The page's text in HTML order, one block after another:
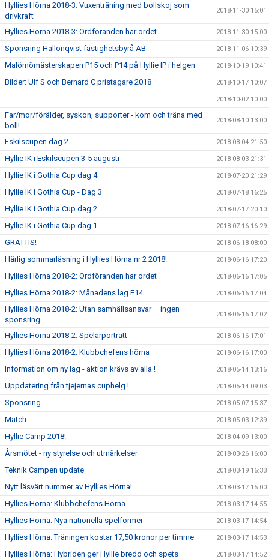
Hyllies Hörna 2018-3: Vuxenträning med bollskoj som
drivkraft
2018-11-30 15:01
Hyllies Hörna 2018-3: Ordföranden har ordet 2018-11-30 15:00
Sponsring Hallonqvist fastighetsbyrå AB 2018-11-06 10:39
Malömömästerskapen P15 och P14 på Hyllie IP i helgen 2018-10-19 10:41
Bilder: Ulf S och Bernard C pristagare 2018 2018-10-17 10:07
2018-10-02 10:00
Far/mor/förälder, syskon, supporter - kom och träna med
boll!
2018-08-10 13:00
Eskilscupen dag 2 2018-08-04 21:50
Hyllie IK i Eskilscupen 3-5 augusti 2018-08-03 21:31
Hyllie IK i Gothia Cup dag 4 2018-07-20 21:29
Hyllie IK i Gothia Cup - Dag 3 2018-07-18 16:25
Hyllie IK i Gothia Cup dag 2 2018-07-17 20:10
Hyllie IK i Gothia Cup dag 1 2018-07-16 16:29
GRATTIS! 2018-06-18 08:00
Härlig sommarläsning i Hyllies Hörna nr 2 2018! 2018-06-16 17:20
Hyllies Hörna 2018-2: Ordföranden har ordet 2018-06-16 17:05
Hyllies Hörna 2018-2: Månadens lag F14 2018-06-16 17:04
Hyllies Hörna 2018-2: Utan samhällsansvar – ingen
sponsring
2018-06-16 17:02
Hyllies Hörna 2018-2: Spelarporträtt 2018-06-16 17:01
Hyllies Hörna 2018-2: Klubbchefens hörna 2018-06-16 17:00
Information om ny lag - aktion krävs av alla ! 2018-05-14 13:16
Uppdatering från tjejernas cuphelg ! 2018-05-14 09:03
Sponsring 2018-05-07 15:37
Match 2018-05-03 12:39
Hyllie Camp 2018! 2018-04-09 13:00
Årsmötet - ny styrelse och utmärkelser 2018-03-26 16:00
Teknik Campen update 2018-03-19 16:33
Nytt läsvärt nummer av Hyllies Hörna! 2018-03-17 15:00
Hyllies Hörna: Klubbchefens Hörna 2018-03-17 14:55
Hyllies Hörna: Nya nationella spelformer 2018-03-17 14:54
Hyllies Hörna: Träningen kostar 17,50 kronor per timme 2018-03-17 14:53
Hyllies Hörna: Hybriden ger Hyllie bredd och spets 2018-03-17 14:52